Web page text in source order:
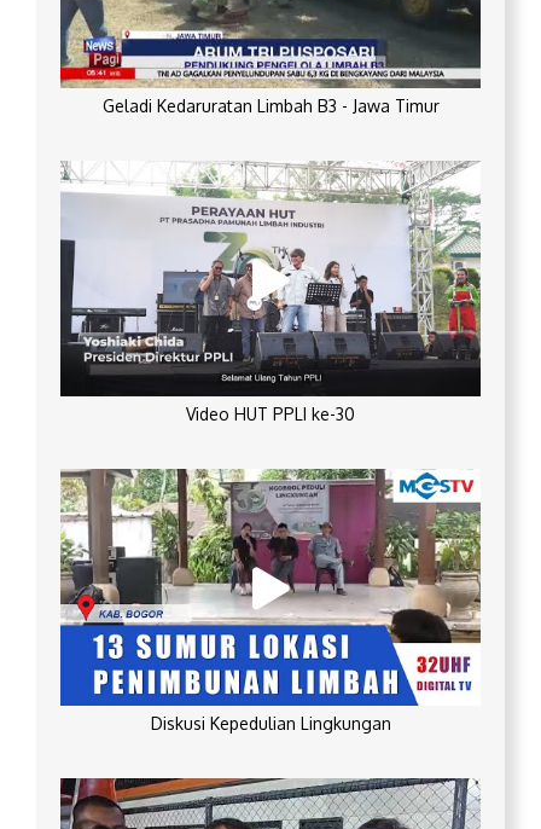
Geladi Kedaruratan Limbah B3 - Jawa Timur
Video HUT PPLI ke-30
Diskusi Kepedulian Lingkungan